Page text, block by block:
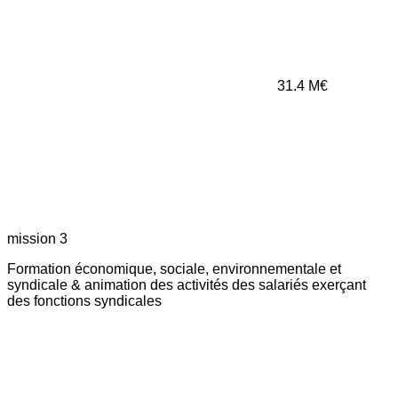
31.4 M€
mission 3
Formation économique, sociale, environnementale et
syndicale & animation des activités des salariés exerçant
des fonctions syndicales